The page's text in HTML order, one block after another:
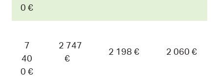
0 €
7
40
0 €
2 747
€
2 198 € 2 060 €